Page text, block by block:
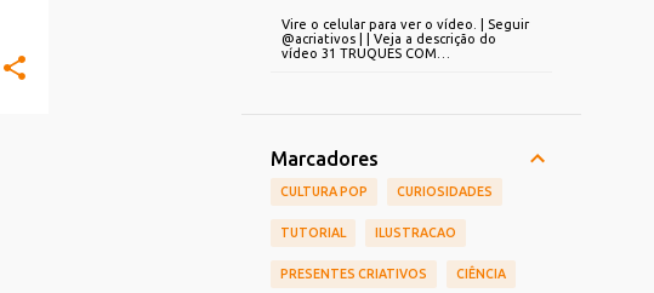
Vire o celular para ver o vídeo. | Seguir
@acriativos | | Veja a descrição do
vídeo 31 TRUQUES COM…
Marcadores
CULTURA POP CURIOSIDADES
TUTORIAL ILUSTRACAO
PRESENTES CRIATIVOS CIÊNCIA